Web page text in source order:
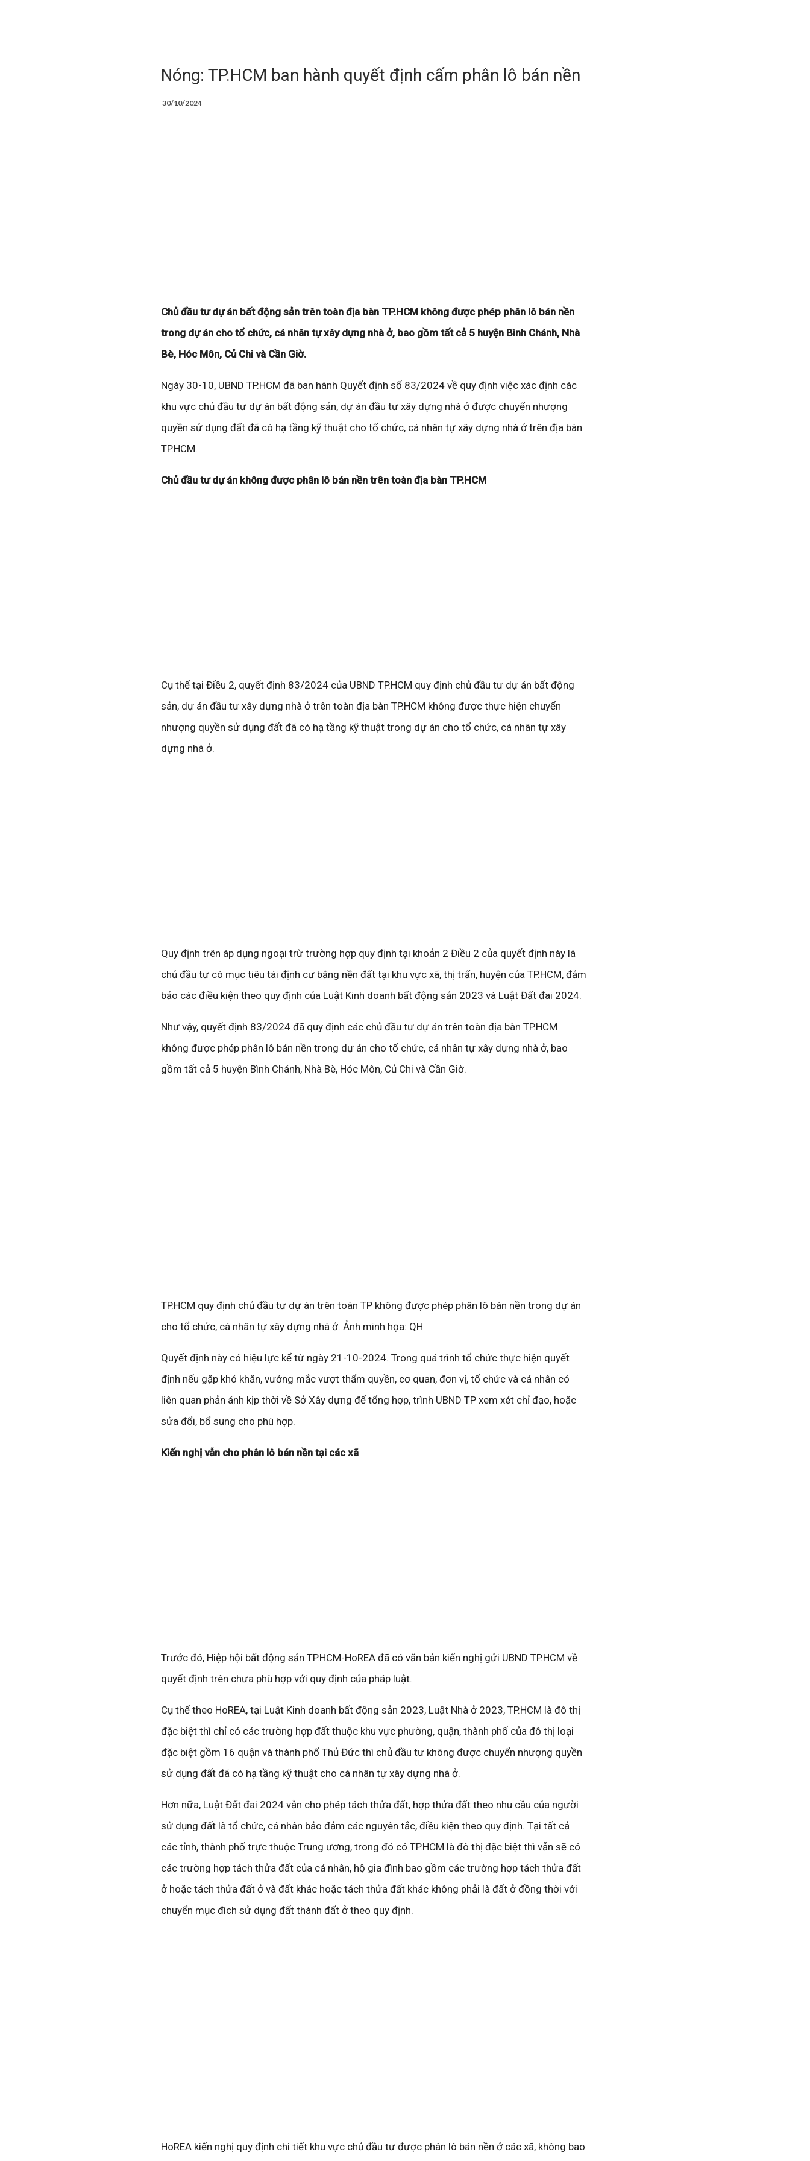
Nóng: TP.HCM ban hành quyết định cấm phân lô bán nền
30/10/2024
Chủ đầu tư dự án bất động sản trên toàn địa bàn TP.HCM không được phép phân lô bán nền
trong dự án cho tổ chức, cá nhân tự xây dựng nhà ở, bao gồm tất cả 5 huyện Bình Chánh, Nhà
Bè, Hóc Môn, Củ Chi và Cần Giờ.
Ngày 30-10, UBND TP.HCM đã ban hành Quyết định số 83/2024 về quy định việc xác định các
khu vực chủ đầu tư dự án bất động sản, dự án đầu tư xây dựng nhà ở được chuyển nhượng
quyền sử dụng đất đã có hạ tầng kỹ thuật cho tổ chức, cá nhân tự xây dựng nhà ở trên địa bàn
TP.HCM.
Chủ đầu tư dự án không được phân lô bán nền trên toàn địa bàn TP.HCM
Cụ thể tại Điều 2, quyết định 83/2024 của UBND TP.HCM quy định chủ đầu tư dự án bất động
sản, dự án đầu tư xây dựng nhà ở trên toàn địa bàn TP.HCM không được thực hiện chuyển
nhượng quyền sử dụng đất đã có hạ tầng kỹ thuật trong dự án cho tổ chức, cá nhân tự xây
dựng nhà ở.
Quy định trên áp dụng ngoại trừ trường hợp quy định tại khoản 2 Điều 2 của quyết định này là
chủ đầu tư có mục tiêu tái định cư bằng nền đất tại khu vực xã, thị trấn, huyện của TP.HCM, đảm
bảo các điều kiện theo quy định của Luật Kinh doanh bất động sản 2023 và Luật Đất đai 2024.
Như vậy, quyết định 83/2024 đã quy định các chủ đầu tư dự án trên toàn địa bàn TP.HCM
không được phép phân lô bán nền trong dự án cho tổ chức, cá nhân tự xây dựng nhà ở, bao
gồm tất cả 5 huyện Bình Chánh, Nhà Bè, Hóc Môn, Củ Chi và Cần Giờ.
TP.HCM quy định chủ đầu tư dự án trên toàn TP không được phép phân lô bán nền trong dự án
cho tổ chức, cá nhân tự xây dựng nhà ở. Ảnh minh họa: QH
Quyết định này có hiệu lực kể từ ngày 21-10-2024. Trong quá trình tổ chức thực hiện quyết
định nếu gặp khó khăn, vướng mắc vượt thẩm quyền, cơ quan, đơn vị, tổ chức và cá nhân có
liên quan phản ánh kịp thời về Sở Xây dựng để tổng hợp, trình UBND TP xem xét chỉ đạo, hoặc
sửa đổi, bổ sung cho phù hợp.
Kiến nghị vẫn cho phân lô bán nền tại các xã
Trước đó, Hiệp hội bất động sản TP.HCM-HoREA đã có văn bản kiến nghị gửi UBND TP.HCM về
quyết định trên chưa phù hợp với quy định của pháp luật.
Cụ thể theo HoREA, tại Luật Kinh doanh bất động sản 2023, Luật Nhà ở 2023, TP.HCM là đô thị
đặc biệt thì chỉ có các trường hợp đất thuộc khu vực phường, quận, thành phố của đô thị loại
đặc biệt gồm 16 quận và thành phố Thủ Đức thì chủ đầu tư không được chuyển nhượng quyền
sử dụng đất đã có hạ tầng kỹ thuật cho cá nhân tự xây dựng nhà ở.
Hơn nữa, Luật Đất đai 2024 vẫn cho phép tách thửa đất, hợp thửa đất theo nhu cầu của người
sử dụng đất là tổ chức, cá nhân bảo đảm các nguyên tắc, điều kiện theo quy định. Tại tất cả
các tỉnh, thành phố trực thuộc Trung ương, trong đó có TP.HCM là đô thị đặc biệt thì vẫn sẽ có
các trường hợp tách thửa đất của cá nhân, hộ gia đình bao gồm các trường hợp tách thửa đất
ở hoặc tách thửa đất ở và đất khác hoặc tách thửa đất khác không phải là đất ở đồng thời với
chuyển mục đích sử dụng đất thành đất ở theo quy định.
HoREA kiến nghị quy định chi tiết khu vực chủ đầu tư được phân lô bán nền ở các xã, không bao